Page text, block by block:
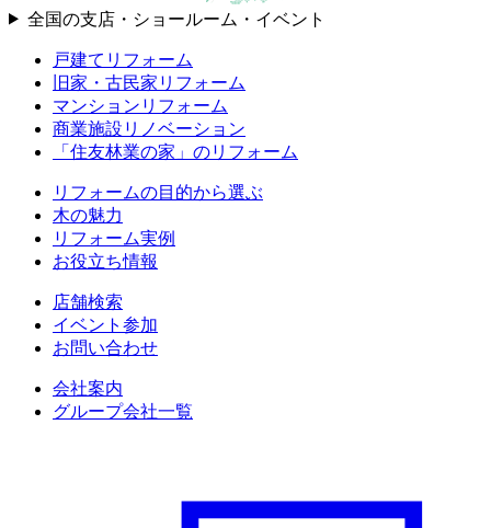
全国の支店・ショールーム・イベント
戸建てリフォーム
旧家・古民家リフォーム
マンションリフォーム
商業施設リノベーション
「住友林業の家」のリフォーム
リフォームの目的から選ぶ
木の魅力
リフォーム実例
お役立ち情報
店舗検索
イベント参加
お問い合わせ
会社案内
グループ会社一覧